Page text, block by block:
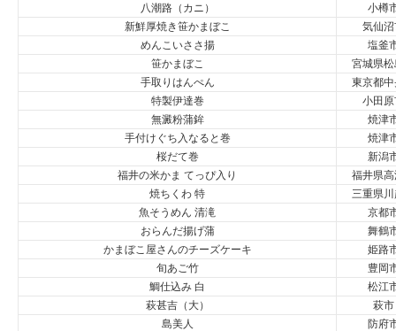
八潮路（カニ）
小樽
新鮮厚焼き笹かまぼこ
気仙沼
めんこいささ揚
塩釜
笹かまぼこ
宮城県
手取りはんぺん
東京都
特製伊達巻
小田原
無澱粉蒲鉾
焼津
手付けぐち入なると巻
焼津
桜だて巻
新潟
福井の米かま てっぴ入り
福井県
焼ちくわ 特
三重県
魚そうめん 清滝
京都
おらんだ揚げ蒲
舞鶴
かまぼこ屋さんのチーズケーキ
姫路
旬あご竹
豊岡
鯛仕込み 白
松江
萩甚吉（大）
萩市
島美人
防府